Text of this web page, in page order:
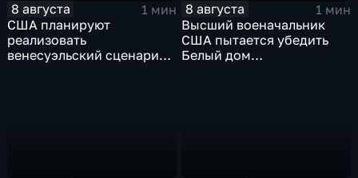
8 августа
1 мин
США планируют
реализовать
венесуэльский сценарий
8 августа
1 мин
Высший военачальник
США пытается убедить
Белый дом